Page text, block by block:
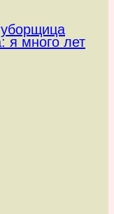
я много лет